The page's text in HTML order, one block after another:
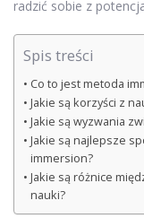
radzić sobie z
Spis treści
Co to jest metoda
Jakie są korzyści z
Jakie są wyzwania
Jakie są najlepsze
immersion?
Jakie są różnice
nauki?